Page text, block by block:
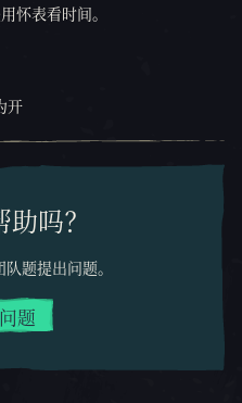
怀表看时间。
开
吗？
题提出问题。
题